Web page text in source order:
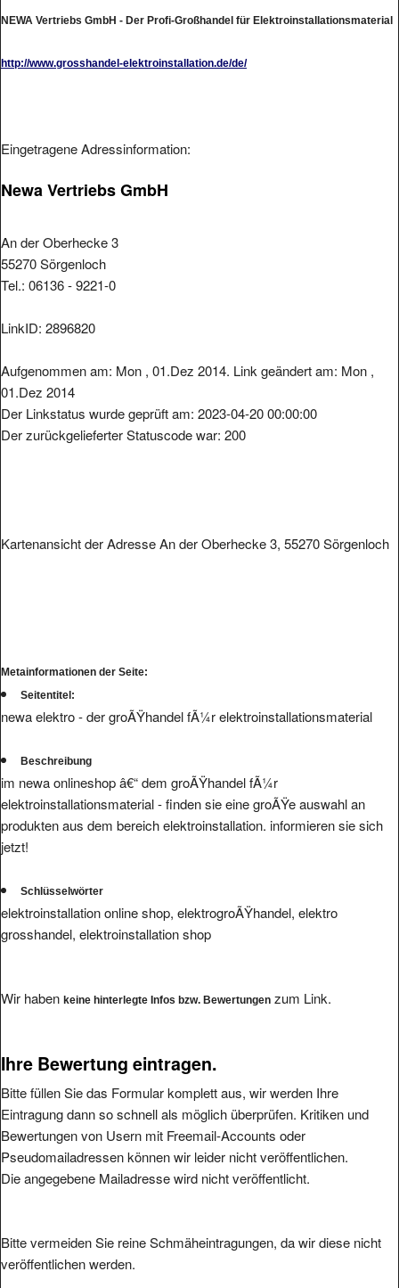
NEWA Vertriebs GmbH - Der Profi-Großhandel für Elektroinstallationsmaterial
http://www.grosshandel-elektroinstallation.de/de/
Eingetragene Adressinformation:
Newa Vertriebs GmbH
An der Oberhecke 3
55270 Sörgenloch
Tel.: 06136 - 9221-0
LinkID: 2896820
Aufgenommen am: Mon , 01.Dez 2014. Link geändert am: Mon ,
01.Dez 2014
Der Linkstatus wurde geprüft am: 2023-04-20 00:00:00
Der zurückgelieferter Statuscode war: 200
Kartenansicht der Adresse An der Oberhecke 3, 55270 Sörgenloch
Metainformationen der Seite:
Seitentitel:
newa elektro - der groÃŸhandel fÃ¼r elektroinstallationsmaterial
Beschreibung
im newa onlineshop â€“ dem groÃŸhandel fÃ¼r
elektroinstallationsmaterial - finden sie eine groÃŸe auswahl an
produkten aus dem bereich elektroinstallation. informieren sie sich
jetzt!
Schlüsselwörter
elektroinstallation online shop, elektrogroÃŸhandel, elektro
grosshandel, elektroinstallation shop
Wir haben keine hinterlegte Infos bzw. Bewertungen zum Link.
Ihre Bewertung eintragen.
Bitte füllen Sie das Formular komplett aus, wir werden Ihre
Eintragung dann so schnell als möglich überprüfen. Kritiken und
Bewertungen von Usern mit Freemail-Accounts oder
Pseudomailadressen können wir leider nicht veröffentlichen.
Die angegebene Mailadresse wird nicht veröffentlicht.
Bitte vermeiden Sie reine Schmäheintragungen, da wir diese nicht
veröffentlichen werden.